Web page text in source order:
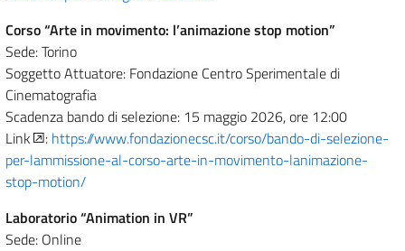
Corso “Arte in movimento: l’animazione stop motion”
Sede: Torino
Soggetto Attuatore: Fondazione Centro Sperimentale di
Cinematografia
Scadenza bando di selezione: 15 maggio 2026, ore 12:00
Link
: https://www.fondazionecsc.it/corso/bando-di-selezione-
per-lammissione-al-corso-arte-in-movimento-lanimazione-
stop-motion/
Laboratorio “Animation in VR”
Sede: Online